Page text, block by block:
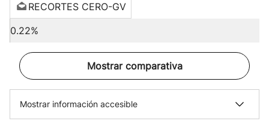
RECORTES CERO-GV
0.22%
Mostrar comparativa
Mostrar información accesible